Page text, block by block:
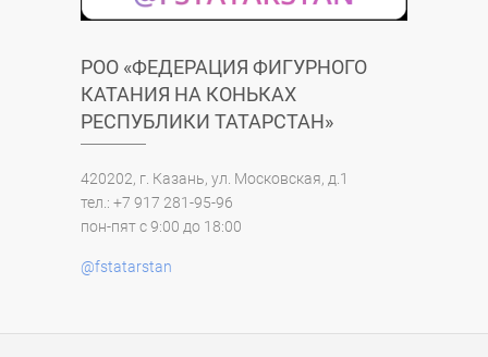
РОО «ФЕДЕРАЦИЯ ФИГУРНОГО
КАТАНИЯ НА КОНЬКАХ
РЕСПУБЛИКИ ТАТАРСТАН»
420202, г. Казань, ул. Московская, д.1
тел.: +7 917 281-95-96
пон-пят с 9:00 до 18:00
@fstatarstan